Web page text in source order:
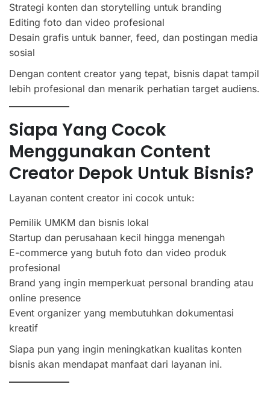
Strategi konten dan storytelling untuk branding
Editing foto dan video profesional
Desain grafis untuk banner, feed, dan postingan media
sosial
Dengan content creator yang tepat, bisnis dapat tampil
lebih profesional dan menarik perhatian target audiens.
Siapa Yang Cocok
Menggunakan Content
Creator Depok Untuk Bisnis?
Layanan content creator ini cocok untuk:
Pemilik UMKM dan bisnis lokal
Startup dan perusahaan kecil hingga menengah
E-commerce yang butuh foto dan video produk
profesional
Brand yang ingin memperkuat personal branding atau
online presence
Event organizer yang membutuhkan dokumentasi
kreatif
Siapa pun yang ingin meningkatkan kualitas konten
bisnis akan mendapat manfaat dari layanan ini.